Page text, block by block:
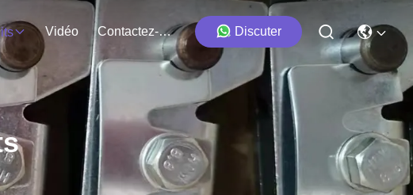
Vidéo Contactez-Nous Discuter